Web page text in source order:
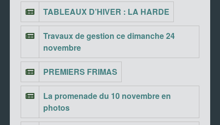
TABLEAUX D’HIVER : LA HARDE
Travaux de gestion ce dimanche 24
novembre
PREMIERS FRIMAS
La promenade du 10 novembre en
photos